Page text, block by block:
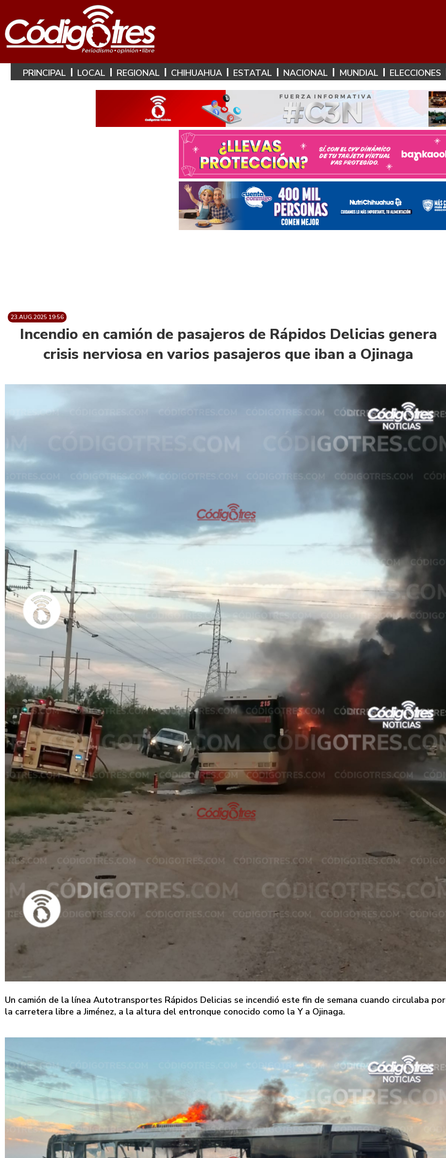
PRINCIPAL LOCAL REGIONAL CHIHUAHUA ESTATAL NACIONAL MUNDIAL ELECCIONES
23.AUG.2025 19:56
Incendio en camión de pasajeros de Rápidos Delicias genera
crisis nerviosa en varios pasajeros que iban a Ojinaga
Un camión de la línea Autotransportes Rápidos Delicias se incendió este fin de semana cuando circulaba por
la carretera libre a Jiménez, a la altura del entronque conocido como la Y a Ojinaga.